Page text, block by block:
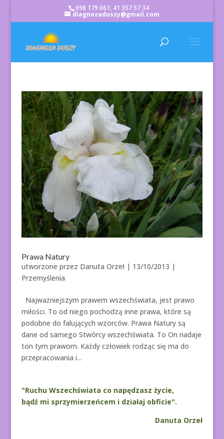
698 179 061, 41 357 57 34
diagnozaduszy@gmail.com
Prawa Natury
utworzone przez Danuta Orzeł| 13/10/2013 |
Przemyślenia
Najważniejszym prawem wszechświata, jest prawo
miłości. To od niego pochodzą inne prawa, które są
podobne do falujących wzorców. Prawa Natury są
dane od samego Stwórcy wszechświata. To On nadaje
ton tym prawom. Każdy człowiek rodząc się ma do
przepracowania i...
"Ruchu Wszechświata co napędzasz życie,
bądź mi sprzymierzeńcem i działaj obficie".
Danuta Orzeł